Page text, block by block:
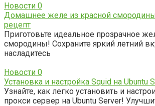
Новости 0
Домашнее желе из красной
рецепт
Приготовьте идеальное прозрачное
смородины! Сохраните яркий летний
насладитесь
Новости 0
Установка и настройка Squid на Ubuntu
Узнайте, как легко установить и
прокси сервер на Ubuntu Server!